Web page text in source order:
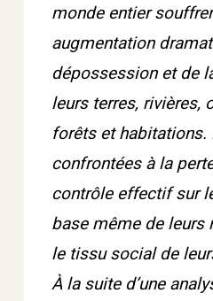
monde entier
augmentation
dépossession et de
leurs terres, rivières,
forêts et habitations.
confrontées à la
contrôle effectif sur
base même de leurs
le tissu social de
À la suite d’une